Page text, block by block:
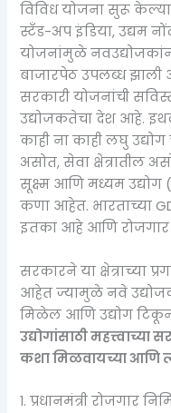
विविध योजना सुरू केल्या
स्टँड-अप इंडिया, उद्यम
योजनांमुळे
बाजारपेठ उपलब्ध झाली
सरकारी योजनांची
उद्योजकतेचा देश आहे.
काही ना काही लघु
असोत, सेवा क्षेत्रातील
सूक्ष्म आणि मध्यम उद्योग
कणा आहेत. भारताच्या
इतका आहे आणि रोजगार
सरकारने या क्षेत्राच्या
आहेत ज्यामुळे नवे उद्योजक
मिळेल आणि उद्योग
उद्योगांसाठी
कशा मिळवायच्या आणि
१. प्रधानमंत्री रोजगार